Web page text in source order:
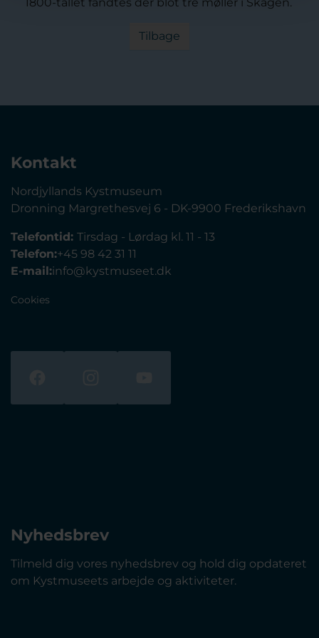
Tilbage
Kontakt
Nordjyllands Kystmuseum
Dronning Margrethesvej 6 - DK-9900 Frederikshavn
Telefontid: Tirsdag - Lørdag kl. 11 - 13
Telefon:+45 98 42 31 11
E-mail:info@kystmuseet.dk
Cookies
Nyhedsbrev
Tilmeld dig vores nyhedsbrev og hold dig opdateret
om Kystmuseets arbejde og aktiviteter.